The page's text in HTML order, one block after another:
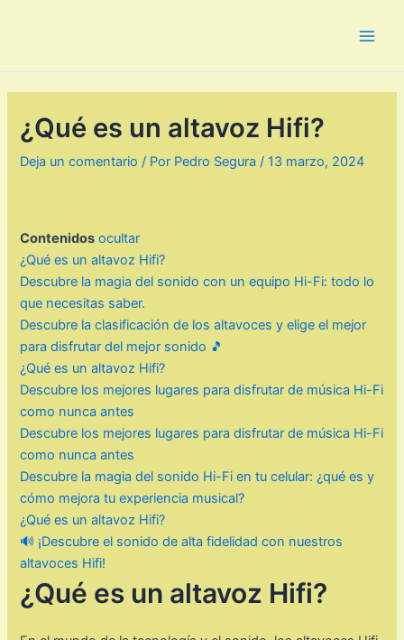
¿Qué es un altavoz Hifi?
Deja un comentario / Por Pedro Segura/13 marzo, 2024
Contenidos ocultar
¿Qué es un altavoz Hifi?
Descubre la magia del sonido con un equipo Hi-Fi: todo lo
que necesitas saber.
Descubre la clasificación de los altavoces y elige el mejor
para disfrutar del mejor sonido 🎵
¿Qué es un altavoz Hifi?
Descubre los mejores lugares para disfrutar de música Hi-Fi
como nunca antes
Descubre los mejores lugares para disfrutar de música Hi-Fi
como nunca antes
Descubre la magia del sonido Hi-Fi en tu celular: ¿qué es y
cómo mejora tu experiencia musical?
¿Qué es un altavoz Hifi?
🔊 ¡Descubre el sonido de alta fidelidad con nuestros
altavoces Hifi!
¿Qué es un altavoz Hifi?